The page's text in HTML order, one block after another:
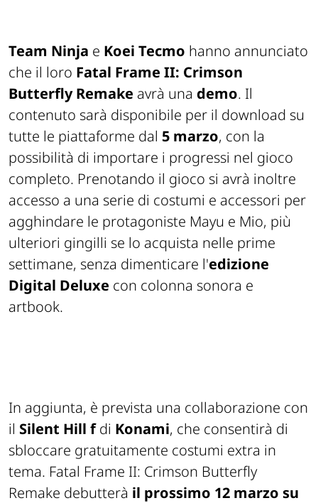
Team Ninja e Koei Tecmo hanno annunciato
che il loro Fatal Frame II: Crimson
Butterfly Remake avrà una demo. Il
contenuto sarà disponibile per il download su
tutte le piattaforme dal 5 marzo, con la
possibilità di importare i progressi nel gioco
completo. Prenotando il gioco si avrà inoltre
accesso a una serie di costumi e accessori per
agghindare le protagoniste Mayu e Mio, più
ulteriori gingilli se lo acquista nelle prime
settimane, senza dimenticare l'edizione
Digital Deluxe con colonna sonora e
artbook.
In aggiunta, è prevista una collaborazione con
il Silent Hill fdi Konami, che consentirà di
sbloccare gratuitamente costumi extra in
tema. Fatal Frame II: Crimson Butterfly
Remake debutterà il prossimo 12 marzo su